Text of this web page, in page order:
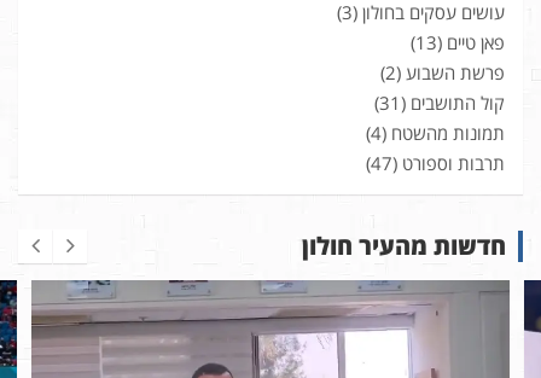
עושים עסקים בחולון (3)
פאן טיים (13)
פרשת השבוע (2)
קול התושבים (31)
תמונות מהשטח (4)
תרבות וספורט (47)
חדשות מהעיר חולון